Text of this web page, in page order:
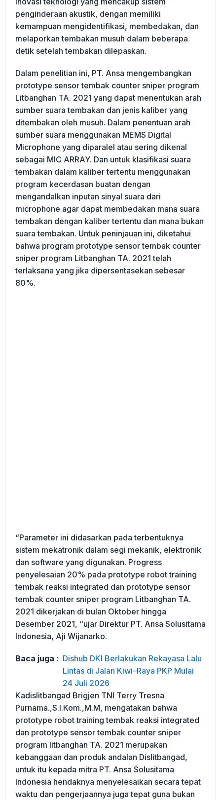
penginderaan akustik, dengan memiliki
kemampuan mengidentifikasi, membedakan, dan
melaporkan tembakan musuh dalam beberapa
detik setelah tembakan dilepaskan.
Dalam penelitian ini, PT. Ansa mengembangkan
prototype sensor tembak counter sniper program
Litbanghan TA. 2021 yang dapat menentukan arah
sumber suara tembakan dan jenis kaliber yang
ditembakan oleh musuh. Dalam penentuan arah
sumber suara menggunakan MEMS Digital
Microphone yang diparalel atau sering dikenal
sebagai MIC ARRAY. Dan untuk klasifikasi suara
tembakan dalam kaliber tertentu menggunakan
program kecerdasan buatan dengan
mengandalkan inputan sinyal suara dari
microphone agar dapat membedakan mana suara
tembakan dengan kaliber tertentu dan mana bukan
suara tembakan. Untuk peninjauan ini, diketahui
bahwa program prototype sensor tembak counter
sniper program Litbanghan TA. 2021 telah
terlaksana yang jika dipersentasekan sebesar
80%.
“Parameter ini didasarkan pada terbentuknya
sistem mekatronik dalam segi mekanik, elektronik
dan software yang digunakan. Progress
penyelesaian 20% pada prototype robot training
tembak reaksi integrated dan prototype sensor
tembak counter sniper program Litbanghan TA.
2021 dikerjakan di bulan Oktober hingga
Desember 2021, “ujar Direktur PT. Ansa Solusitama
Indonesia, Aji Wijanarko.
Baca juga : Dishub DKI Berlakukan Rekayasa Lalu
Lintas di Jalan Kiwi–Raya PKP Mulai
24 Juli 2026
Kadislitbangad Brigjen TNI Terry Tresna
Purnama.,S.I.Kom.,M.M, mengatakan bahwa
prototype robot training tembak reaksi integrated
dan prototype sensor tembak counter sniper
program litbanghan TA. 2021 merupakan
kebanggaan dan produk andalan Dislitbangad,
untuk itu kepada mitra PT. Ansa Solusitama
Indonesia hendaknya menyelesaikan secara tepat
waktu dan pengerjaannya juga tepat guna bukan